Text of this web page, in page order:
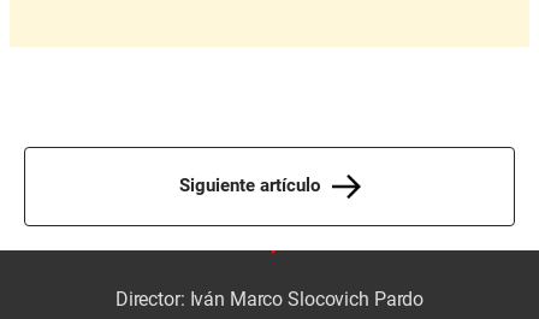
Siguiente artículo
Director: Iván Marco Slocovich Pardo